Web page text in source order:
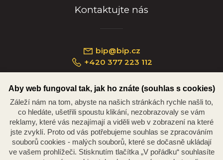
Kontaktujte nás
bip@bip.cz
+420 377 223 112
Náměstí Republiky 234/35, 301 00 Plzeň
Aby web fungoval tak, jak ho znáte (souhlas s cookies)
Záleží nám na tom, abyste na našich stránkách rychle našli to,
co hledáte, ušetřili spoustu klikání, nezobrazovaly se vám
reklamy, které vás nezajímají a viděli web v zobrazení na které
jste zvyklí. Proto od vás potřebujeme souhlas se zpracováním
souborů cookies - malých souborů, které se dočasně ukládají
ve vašem prohlížeči. Stisknutím tlačítka „V pořádku“ souhlasíte